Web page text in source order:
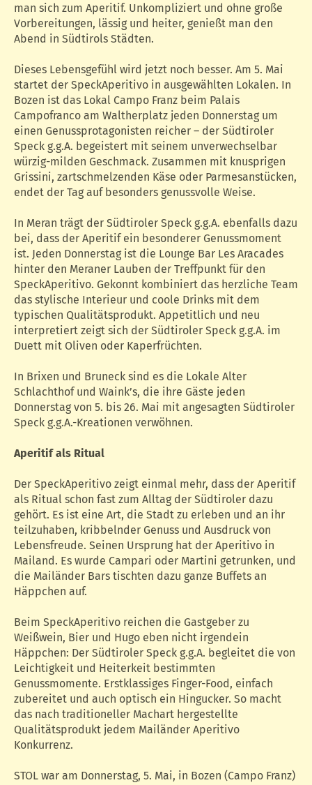
man sich zum Aperitif. Unkompliziert und ohne große
Vorbereitungen, lässig und heiter, genießt man den
Abend in Südtirols Städten.
Dieses Lebensgefühl wird jetzt noch besser. Am 5. Mai
startet der SpeckAperitivo in ausgewählten Lokalen. In
Bozen ist das Lokal Campo Franz beim Palais
Campofranco am Waltherplatz jeden Donnerstag um
einen Genussprotagonisten reicher – der Südtiroler
Speck g.g.A. begeistert mit seinem unverwechselbar
würzig-milden Geschmack. Zusammen mit knusprigen
Grissini, zartschmelzenden Käse oder Parmesanstücken,
endet der Tag auf besonders genussvolle Weise.
In Meran trägt der Südtiroler Speck g.g.A. ebenfalls dazu
bei, dass der Aperitif ein besonderer Genussmoment
ist. Jeden Donnerstag ist die Lounge Bar Les Aracades
hinter den Meraner Lauben der Treffpunkt für den
SpeckAperitivo. Gekonnt kombiniert das herzliche Team
das stylische Interieur und coole Drinks mit dem
typischen Qualitätsprodukt. Appetitlich und neu
interpretiert zeigt sich der Südtiroler Speck g.g.A. im
Duett mit Oliven oder Kaperfrüchten.
In Brixen und Bruneck sind es die Lokale Alter
Schlachthof und Waink’s, die ihre Gäste jeden
Donnerstag von 5. bis 26. Mai mit angesagten Südtiroler
Speck g.g.A.-Kreationen verwöhnen.
Aperitif als Ritual
Der SpeckAperitivo zeigt einmal mehr, dass der Aperitif
als Ritual schon fast zum Alltag der Südtiroler dazu
gehört. Es ist eine Art, die Stadt zu erleben und an ihr
teilzuhaben, kribbelnder Genuss und Ausdruck von
Lebensfreude. Seinen Ursprung hat der Aperitivo in
Mailand. Es wurde Campari oder Martini getrunken, und
die Mailänder Bars tischten dazu ganze Buffets an
Häppchen auf.
Beim SpeckAperitivo reichen die Gastgeber zu
Weißwein, Bier und Hugo eben nicht irgendein
Häppchen: Der Südtiroler Speck g.g.A. begleitet die von
Leichtigkeit und Heiterkeit bestimmten
Genussmomente. Erstklassiges Finger-Food, einfach
zubereitet und auch optisch ein Hingucker. So macht
das nach traditioneller Machart hergestellte
Qualitätsprodukt jedem Mailänder Aperitivo
Konkurrenz.
STOL war am Donnerstag, 5. Mai, in Bozen (Campo Franz)